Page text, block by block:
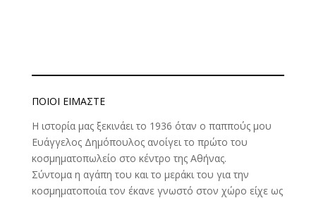
ΠΟΙΟΊ ΕΊΜΑΣΤΕ
Η ιστορία μας ξεκινάει το 1936 όταν ο παππούς μου
Ευάγγελος Δημόπουλος ανοίγει το πρώτο του
κοσμηματοπωλείο στο κέντρο της Αθήνας.
Σύντομα η αγάπη του και το μεράκι του για την
κοσμηματοποιία τον έκανε γνωστό στον χώρο είχε ως